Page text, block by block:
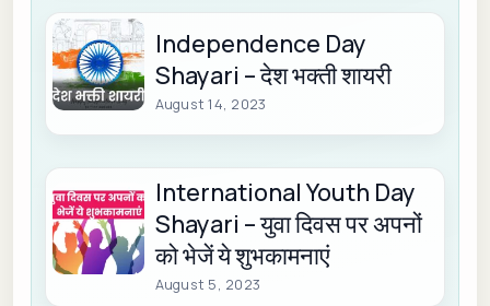
Independence Day
Shayari – देश भक्ती शायरी
August 14, 2023
International Youth Day
Shayari – युवा दिवस पर अपनों
को भेजें ये शुभकामनाएं
August 5, 2023